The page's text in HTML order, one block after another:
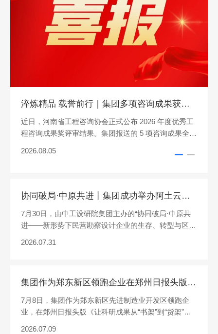
淬炼精品 载誉前行｜集团多项咨询成果获省优秀工程咨询成果奖
近日，河南省工程咨询协会正式公布 2026 年度优秀工
程咨询成果奖评审结果。集团报送的 5 项咨询成果全部
2026.08.05
协同破局·中原共进丨集团成功举办阿土云生态联盟河南区域（郑州站）会议
7月30日，由中工设研院集团主办的“协同破局·中原共
进——新形势下民营勘察设计企业的生存、转型与区域
2026.07.31
集团作为郑东新区领跑企业在郑州日报头版推介
7月8日，集团作为郑东新区先进制造业开发区领跑企
业，在郑州日报头版《让科研成果从“书架”到“货架”》
2026.07.09